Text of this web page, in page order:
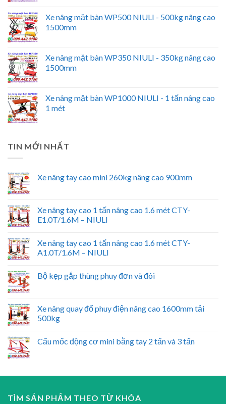
Xe nâng mặt bàn WP500 NIULI - 500kg nâng cao
1500mm
Xe nâng mặt bàn WP350 NIULI - 350kg nâng cao
1500mm
Xe nâng mặt bàn WP1000 NIULI - 1 tấn nâng cao
1 mét
TIN MỚI NHẤT
Xe nâng tay cao mini 260kg nâng cao 900mm
Xe nâng tay cao 1 tấn nâng cao 1.6 mét CTY-
E1.0T/1.6M – NIULI
Xe nâng tay cao 1 tấn nâng cao 1.6 mét CTY-
A1.0T/1.6M – NIULI
Bộ kẹp gắp thùng phuy đơn và đôi
Xe nâng quay đổ phuy điện nâng cao 1600mm tải
500kg
Cẩu mốc động cơ mini bằng tay 2 tấn và 3 tấn
TÌM SẢN PHẨM THEO TỪ KHÓA